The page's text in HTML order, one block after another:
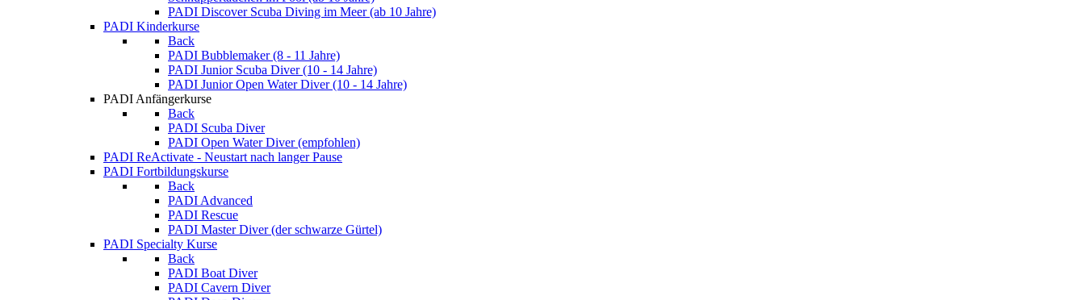
PADI Discover Scuba Diving im Meer (ab 10 Jahre)
PADI Kinderkurse
Back
PADI Bubblemaker (8 - 11 Jahre)
PADI Junior Scuba Diver (10 - 14 Jahre)
PADI Junior Open Water Diver (10 - 14 Jahre)
PADI Anfängerkurse
Back
PADI Scuba Diver
PADI Open Water Diver (empfohlen)
PADI ReActivate - Neustart nach langer Pause
PADI Fortbildungskurse
Back
PADI Advanced
PADI Rescue
PADI Master Diver (der schwarze Gürtel)
PADI Specialty Kurse
Back
PADI Boat Diver
PADI Cavern Diver